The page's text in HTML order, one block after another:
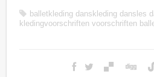
balletkleding danskleding dansles
kledingvoorschriften voorschriften